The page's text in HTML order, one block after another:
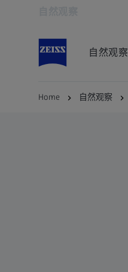
自然观察
Home 自然观察